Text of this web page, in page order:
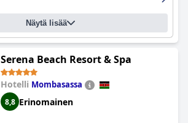
Näytä lisää
Serena Beach Resort & Spa
Hotelli Mombasassa
8,8 Erinomainen